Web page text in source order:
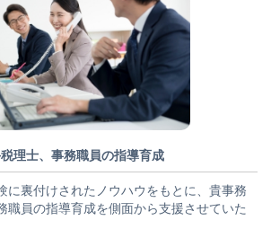
理士、事務職員の指導育成
に裏付けされたノウハウをもとに、貴事務
職員の指導育成を側面から支援させていた